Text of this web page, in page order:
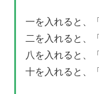
一を入れると、
二を入れると、
八を入れると、
十を入れると、